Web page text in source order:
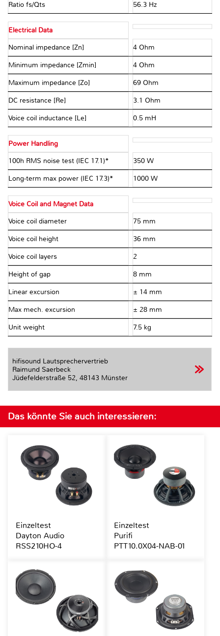
Ratio fs/Qts 56.3 Hz
Electrical Data
Nominal impedance [Zn] 4 Ohm
Minimum impedance [Zmin] 4 Ohm
Maximum impedance [Zo] 69 Ohm
DC resistance [Re] 3.1 Ohm
Voice coil inductance [Le] 0.5 mH
Power Handling
100h RMS noise test (IEC 17.1)* 350 W
Long-term max power (IEC 17.3)* 1000 W
Voice Coil and Magnet Data
Voice coil diameter 75 mm
Voice coil height 36 mm
Voice coil layers 2
Height of gap 8 mm
Linear excursion ± 14 mm
Max mech. excursion ± 28 mm
Unit weight 7.5 kg
hifisound Lautsprechervertrieb
Raimund Saerbeck
Jüdefelderstraße 52, 48143 Münster
Das könnte Sie auch interessieren:
Einzeltest
Dayton Audio
RSS210HO-4
Einzeltest
Purifi
PTT10.0X04-NAB-01